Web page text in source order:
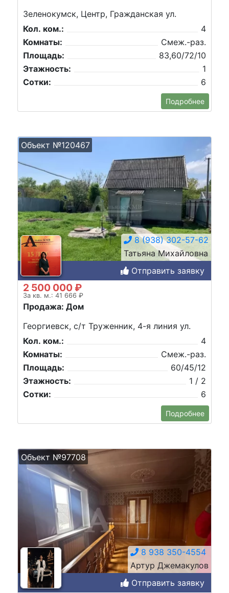
Зеленокумск, Центр, Гражданская ул.
Кол. ком.:
4
Комнаты:
Смеж.-раз.
Площадь:
83,60/72/10
Этажность:
1
Сотки:
6
Подробнее
Объект №120467
8 (938) 302-57-62
Татьяна Михайловна
Отправить заявку
2 500 000 ₽
За кв. м.: 41 666 ₽
Продажа: Дом
Георгиевск, с/т Труженник, 4-я линия ул.
Кол. ком.:
4
Комнаты:
Смеж.-раз.
Площадь:
60/45/12
Этажность:
1 / 2
Сотки:
6
Подробнее
Объект №97708
8 938 350-4554
Артур Джемакулов
Отправить заявку